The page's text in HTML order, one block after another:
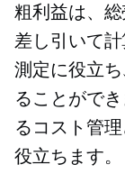
粗利益は、
差し引いて
測定に役立
ることがで
るコスト管
役立ちます。